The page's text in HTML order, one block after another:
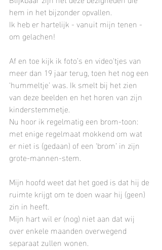
hem in het bijzonder opvallen.
Ik heb er hartelijk - vanuit mijn tenen -
om gelachen!
Af en toe kijk ik foto’s en video'tjes van
meer dan 19 jaar terug, toen het nog een
‘hummeltje’ was. Ik smelt bij het zien
van deze beelden en het horen van zijn
kinderstemmetje.
Nu hoor ik regelmatig een brom-toon:
met enige regelmaat mokkend om wat
er niet is (gedaan) of een ‘brom’ in zijn
grote-mannen-stem.
Mijn hoofd weet dat het goed is dat hij de
ruimte krijgt om te doen waar hij (geen)
zin in heeft.
Mijn hart wil er (nog) niet aan dat wij
over enkele maanden overwegend
separaat zullen wonen.